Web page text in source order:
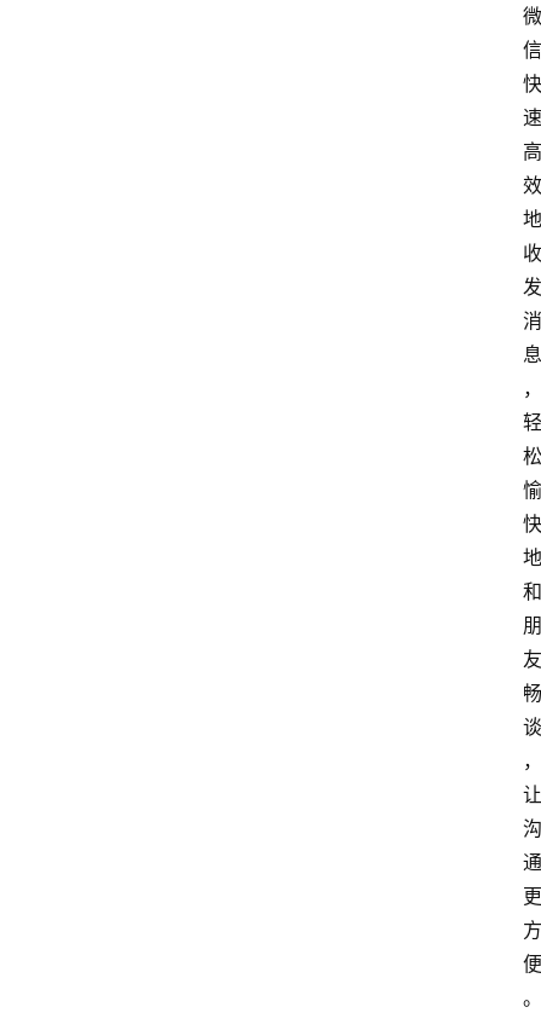
微
信
快
速
高
效
地
收
发
消
息
，
轻
松
愉
快
地
和
朋
友
畅
谈
，
让
沟
通
更
方
便
。